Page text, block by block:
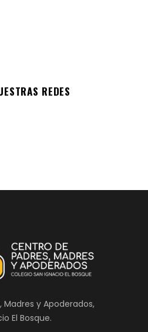
REDES
Madres y Apoderados,
El Bosque.